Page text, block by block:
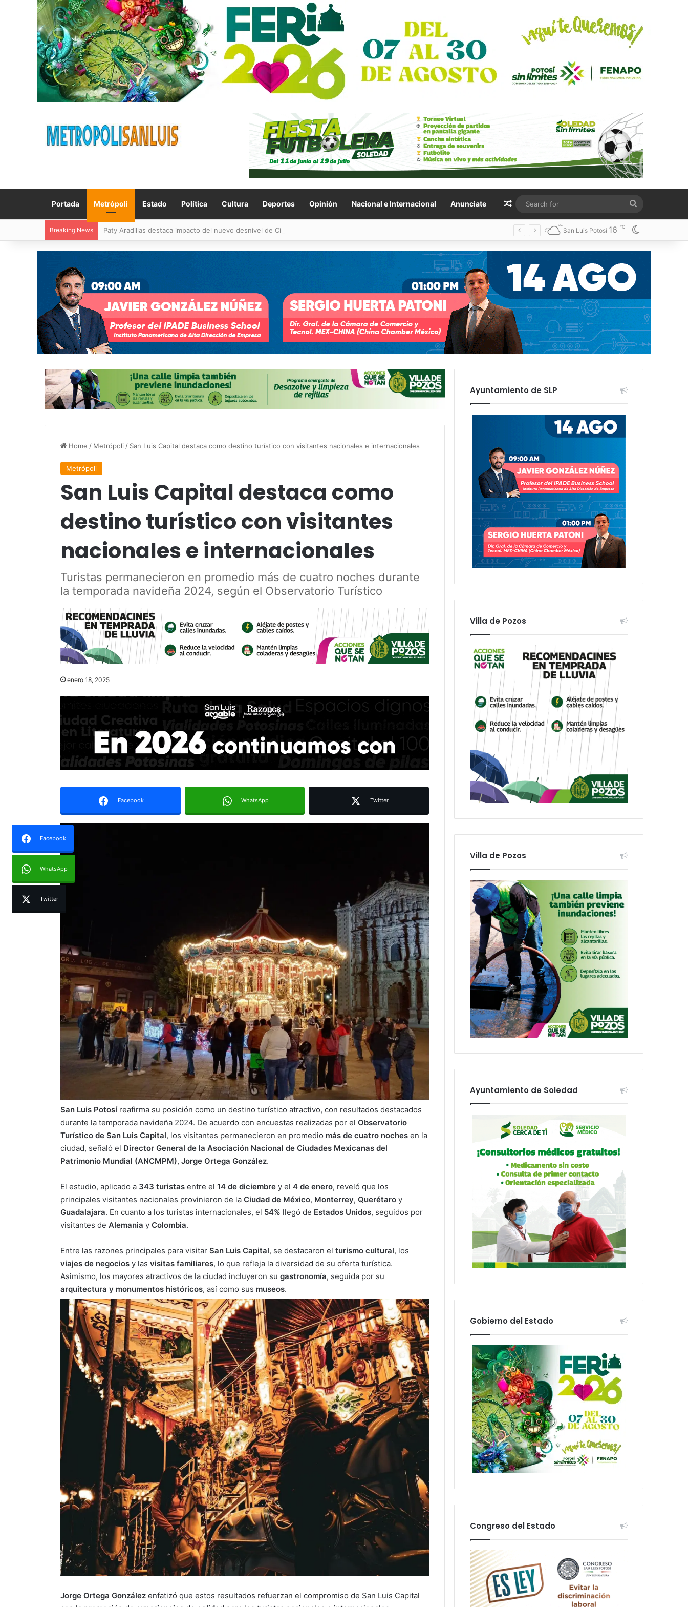
Portada Metrópoli Estado Política Cultura Deportes Opinión Nacional e Internacional Anunciate Random Article
for
Breaking News Paty Aradillas destaca impacto del nuevo desnivel de Circuito Potosí en la movilidad de Villa de Pozos San Luis Potosí 16 ℃
Home / Metrópoli / San Luis Capital destaca como destino turístico con visitantes nacionales e internacionales
Metrópoli
San Luis Capital destaca como
destino turístico con visitantes
nacionales e internacionales
Turistas permanecieron en promedio más de cuatro noches durante
la temporada navideña 2024, según el Observatorio Turístico
enero 18, 2025
Facebook WhatsApp Twitter
Facebook
WhatsApp
Twitter
San Luis Potosí reafirma su posición como un destino turístico atractivo, con resultados destacados
durante la temporada navideña 2024. De acuerdo con encuestas realizadas por el Observatorio
Turístico de San Luis Capital, los visitantes permanecieron en promedio más de cuatro noches en la
ciudad, señaló el Director General de la Asociación Nacional de Ciudades Mexicanas del
Patrimonio Mundial (ANCMPM), Jorge Ortega González.
El estudio, aplicado a 343 turistas entre el 14 de diciembre y el 4 de enero, reveló que los
principales visitantes nacionales provinieron de la Ciudad de México, Monterrey, Querétaro y
Guadalajara. En cuanto a los turistas internacionales, el 54% llegó de Estados Unidos, seguidos por
visitantes de Alemania y Colombia.
Entre las razones principales para visitar San Luis Capital, se destacaron el turismo cultural, los
viajes de negocios y las visitas familiares, lo que refleja la diversidad de su oferta turística.
Asimismo, los mayores atractivos de la ciudad incluyeron su gastronomía, seguida por su
arquitectura y monumentos históricos, así como sus museos.
Jorge Ortega González enfatizó que estos resultados refuerzan el compromiso de San Luis Capital
Ayuntamiento de SLP
Villa de Pozos
Villa de Pozos
Ayuntamiento de Soledad
Gobierno del Estado
Congreso del Estado